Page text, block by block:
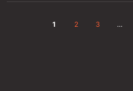
Клинья — отклонители
1 2 3 …